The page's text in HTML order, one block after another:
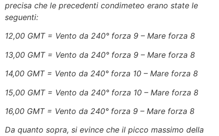
precisa che le precedenti condimeteo erano state le
seguenti:
12,00 GMT = Vento da 240° forza 9 – Mare forza 8
13,00 GMT = Vento da 240° forza 9 – Mare forza 8
14,00 GMT = Vento da 240° forza 10 – Mare forza 8
15,00 GMT = Vento da 240° forza 10 – Mare forza 8
16,00 GMT = Vento da 240° forza 9 – Mare forza 8
Da quanto sopra, si evince che il picco massimo della